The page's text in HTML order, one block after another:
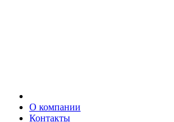
О компании
Контакты